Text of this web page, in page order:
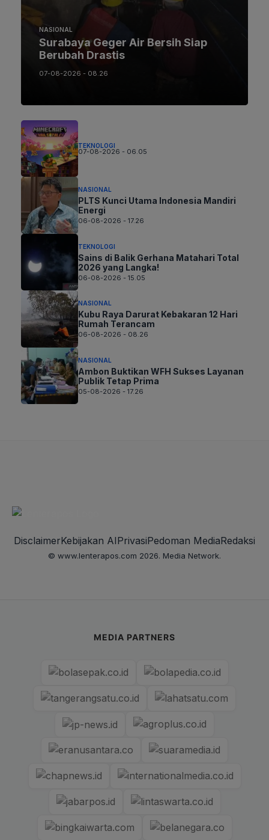
NASIONAL
Surabaya Geger Air Bersih Siap
Berubah Drastis
07-08-2026 - 08.26
TEKNOLOGI
07-08-2026 - 06.05
NASIONAL
PLTS Kunci Utama Indonesia Mandiri
Energi
06-08-2026 - 17.26
TEKNOLOGI
Sains di Balik Gerhana Matahari Total
2026 yang Langka!
06-08-2026 - 15.05
NASIONAL
Kubu Raya Darurat Kebakaran 12 Hari
Rumah Terancam
06-08-2026 - 08.26
NASIONAL
Ambon Buktikan WFH Sukses Layanan
Publik Tetap Prima
05-08-2026 - 17.26
DisclaimerKebijakan AIPrivasiPedoman MediaRedaksi
© www.lenterapos.com 2026. Media Network.
MEDIA PARTNERS